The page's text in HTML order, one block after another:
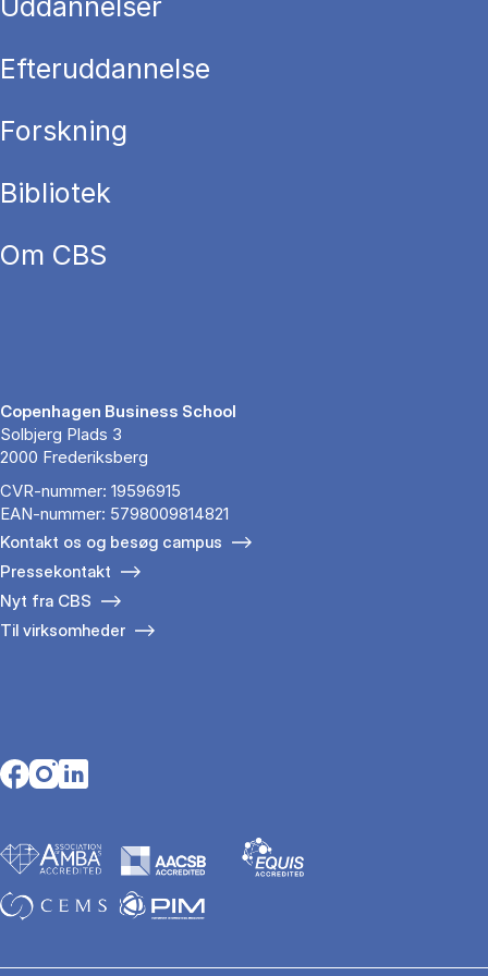
Uddannelser
Efteruddannelse
Forskning
Bibliotek
Om CBS
Copenhagen Business School
Solbjerg Plads 3
2000 Frederiksberg
CVR-nummer: 19596915
EAN-nummer: 5798009814821
Kontakt os og besøg campus
Pressekontakt
Nyt fra CBS
Til virksomheder
Opens in a new tab
Opens in a new tab
Opens in a new tab